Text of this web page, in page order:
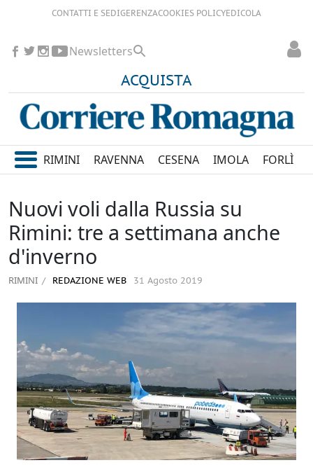
CONTATTI E SEDIGERENZACOOKIES POLICYEDICOLA
ACQUISTA
Newsletters
RIMINI RAVENNA CESENA IMOLA FORLÌ
Nuovi voli dalla Russia su
Rimini: tre a settimana anche
d'inverno
RIMINI REDAZIONE WEB 31 Agosto 2019